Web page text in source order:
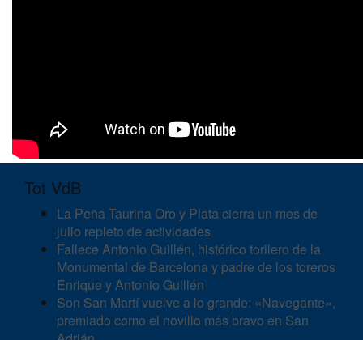
Tot VdB
La Peña Taurina Oro y Plata cierra un mes de
julio repleto de actividades
Fallece Antonio Guillén, histórico torilero de la
Monumental de Barcelona y padre de los toreros
Enrique y Antonio Guillén
Son San Martí vuelve a lo grande: «Navegante»,
premiado como el novillo más bravo en San